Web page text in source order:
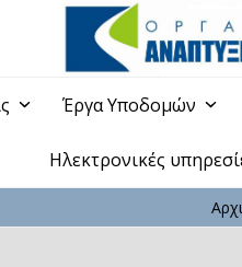
Έργα Υποδομών
Ηλεκτρονικές